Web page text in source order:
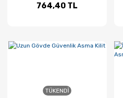
764,40 TL
TÜKENDI